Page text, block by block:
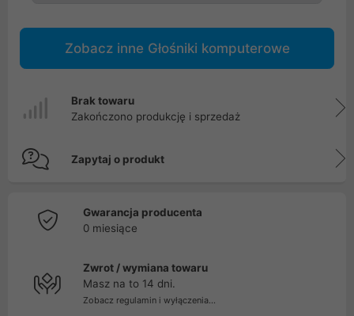
Zobacz inne Głośniki komputerowe
Brak towaru
Zakończono produkcję i sprzedaż
Zapytaj o produkt
Gwarancja producenta
0 miesiące
Zwrot / wymiana towaru
Masz na to 14 dni.
Zobacz regulamin i wyłączenia...